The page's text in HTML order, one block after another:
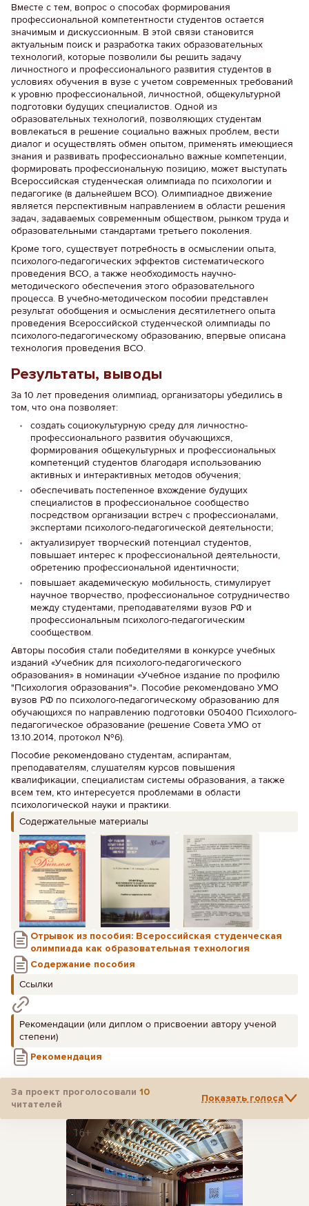
Вместе с тем, вопрос о способах формирования
профессиональной компетентности студентов остается
значимым и дискуссионным. В этой связи становится
актуальным поиск и разработка таких образовательных
технологий, которые позволили бы решить задачу
личностного и профессионального развития студентов в
условиях обучения в вузе с учетом современных требований
к уровню профессиональной, личностной, общекультурной
подготовки будущих специалистов. Одной из
образовательных технологий, позволяющих студентам
вовлекаться в решение социально важных проблем, вести
диалог и осуществлять обмен опытом, применять имеющиеся
знания и развивать профессионально важные компетенции,
формировать профессиональную позицию, может выступать
Всероссийская студенческая олимпиада по психологии и
педагогике (в дальнейшем ВСО). Олимпиадное движение
является перспективным направлением в области решения
задач, задаваемых современным обществом, рынком труда и
образовательными стандартами третьего поколения.
Кроме того, существует потребность в осмыслении опыта,
психолого-педагогических эффектов систематического
проведения ВСО, а также необходимость научно-
методического обеспечения этого образовательного
процесса. В учебно-методическом пособии представлен
результат обобщения и осмысления десятилетнего опыта
проведения Всероссийской студенческой олимпиады по
психолого-педагогическому образованию, впервые описана
технология проведения ВСО.
Результаты, выводы
За 10 лет проведения олимпиад, организаторы убедились в
том, что она позволяет:
создать социокультурную среду для личностно-
профессионального развития обучающихся,
формирования общекультурных и профессиональных
компетенций студентов благодаря использованию
активных и интерактивных методов обучения;
обеспечивать постепенное вхождение будущих
специалистов в профессиональное сообщество
посредством организации встреч с профессионалами,
экспертами психолого-педагогической деятельности;
актуализирует творческий потенциал студентов,
повышает интерес к профессиональной деятельности,
обретению профессиональной идентичности;
повышает академическую мобильность, стимулирует
научное творчество, профессиональное сотрудничество
между студентами, преподавателями вузов РФ и
профессиональным психолого-педагогическим
сообществом.
Авторы пособия стали победителями в конкурсе учебных
изданий «Учебник для психолого-педагогического
образования» в номинации «Учебное издание по профилю
"Психология образования"». Пособие рекомендовано УМО
вузов РФ по психолого-педагогическому образованию для
обучающихся по направлению подготовки 050400 Психолого-
педагогическое образование (решение Совета УМО от
13.10.2014, протокол №6).
Пособие рекомендовано студентам, аспирантам,
преподавателям, слушателям курсов повышения
квалификации, специалистам системы образования, а также
всем тем, кто интересуется проблемами в области
психологической науки и практики.
Содержательные материалы
Отрывок из пособия: Всероссийская студенческая
олимпиада как образовательная технология
Содержание пособия
Ссылки
Рекомендации (или диплом о присвоении автору ученой
степени)
Рекомендация
За проект проголосовали 10
читателей
Показать голоса
Реклама